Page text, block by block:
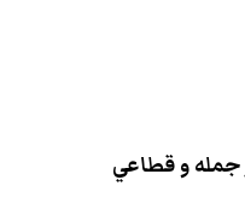
جمله و قطاعي